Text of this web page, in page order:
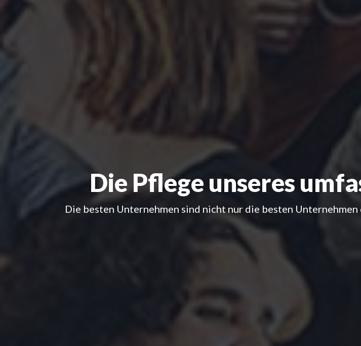
Die Pflege unseres
Die besten Unternehmen sind nicht nur die besten